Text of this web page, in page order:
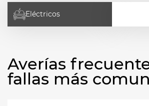
Eléctricos
Averías
fallas más